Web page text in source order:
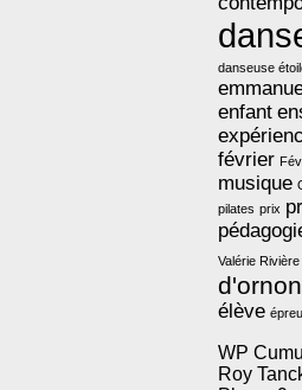
danseuse
enfant
février
musique
pilates prix
Valérie Rivière
d'ornon
élève
WP
Roy